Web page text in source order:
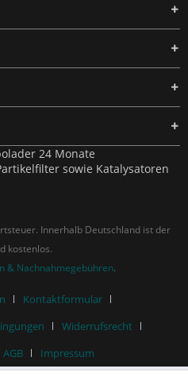
24 Monate
sowie Katalysatoren
Innerhalb Deutschland ist der
kostenlos.
& Nachnahmegebühren.
Kontaktformular
Widerrufsrecht
AGB Impressum